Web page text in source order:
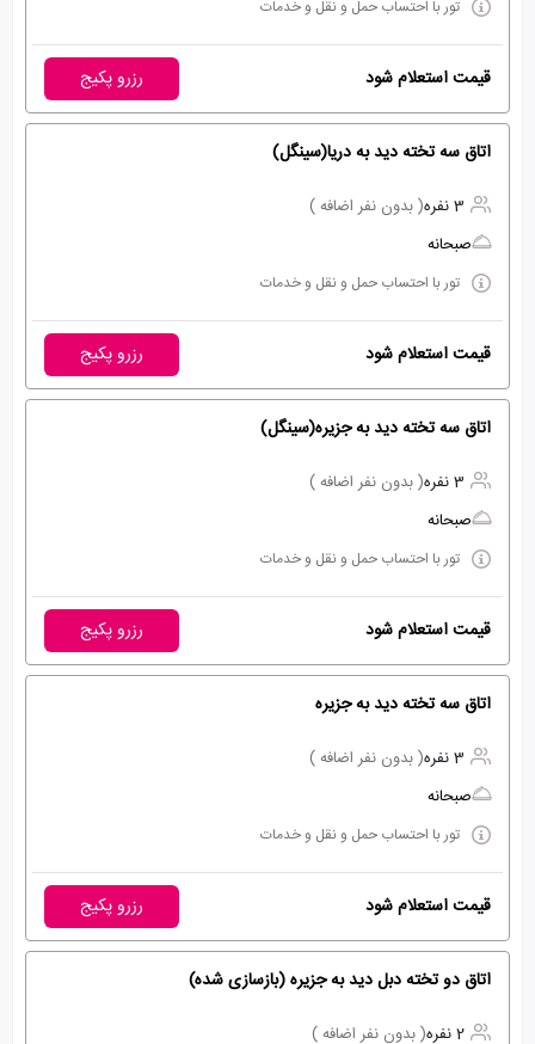
تور با احتساب حمل و نقل و خدمات
قیمت استعلام شود رزرو پکیج
اتاق سه تخته دید به دریا(سینگل)
3 نفره
( بدون نفر اضافه )
صبحانه
تور با احتساب حمل و نقل و خدمات
قیمت استعلام شود رزرو پکیج
اتاق سه تخته دید به جزیره(سینگل)
3 نفره
( بدون نفر اضافه )
صبحانه
تور با احتساب حمل و نقل و خدمات
قیمت استعلام شود رزرو پکیج
اتاق سه تخته دید به جزیره
3 نفره
( بدون نفر اضافه )
صبحانه
تور با احتساب حمل و نقل و خدمات
قیمت استعلام شود رزرو پکیج
اتاق دو تخته دبل دید به جزیره (بازسازی شده)
2 نفره ( بدون نفر اضافه )